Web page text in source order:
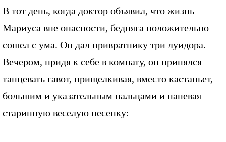
В тот день, когда доктор объявил, что жизнь
Мариуса вне опасности, бедняга положительно
сошел с ума. Он дал привратнику три луидора.
Вечером, придя к себе в комнату, он принялся
танцевать гавот, прищелкивая, вместо кастаньет,
большим и указательным пальцами и напевая
старинную веселую песенку: